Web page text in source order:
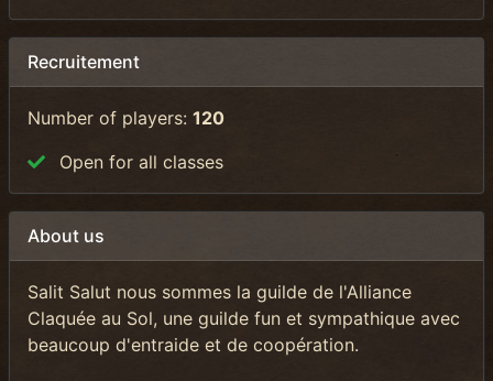
Recruitement
Number of players: 120
Open for all classes
About us
Salit Salut nous sommes la guilde de l'Alliance
Claquée au Sol, une guilde fun et sympathique avec
beaucoup d'entraide et de coopération.